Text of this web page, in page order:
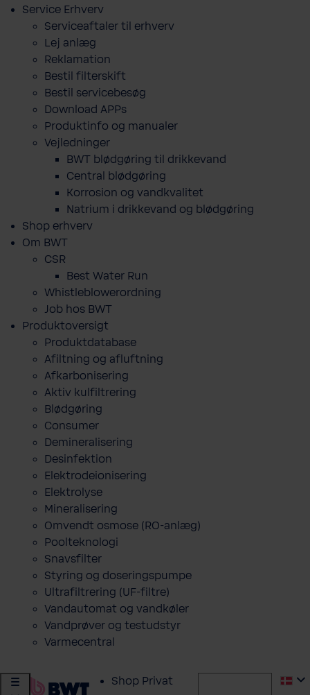
Service Erhverv
Serviceaftaler til erhverv
Lej anlæg
Reklamation
Bestil filterskift
Bestil servicebesøg
Download APPs
Produktinfo og manualer
Vejledninger
BWT blødgøring til drikkevand
Central blødgøring
Korro­sion og vand­kva­litet
Natrium i drikkevand og blødgøring
Shop erhverv
Om BWT
CSR
Best Water Run
Whistleblowerordning
Job hos BWT
Produktoversigt
Produktdatabase
​Afiltning og afluftning
Afkarbonisering
Aktiv kulfiltrering
Blødgøring
Consumer
Demineralisering
Desinfektion
Elektrodeionisering
Elektrolyse
Mineralisering
Omvendt osmose (RO-anlæg)
Poolteknologi
Snavsfilter
Styring og doseringspumpe
Ultrafiltrering (UF-filtre)
Vandautomat og vandkøler
Vandprøver og testudstyr
Varmecentral
Shop Privat